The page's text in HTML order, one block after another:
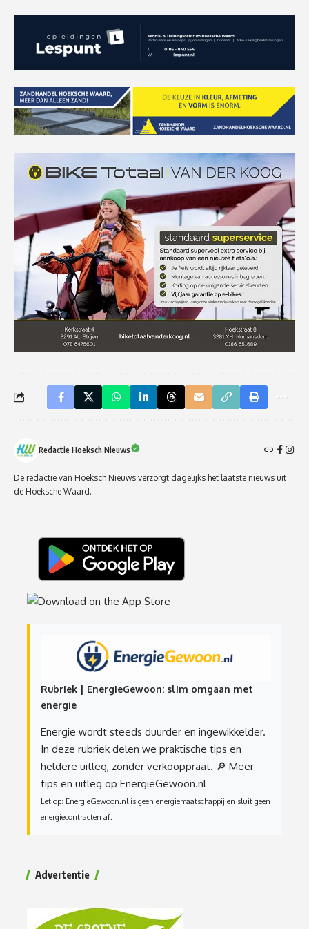
Redactie Hoeksch Nieuws
De redactie van Hoeksch Nieuws verzorgt dagelijks het laatste nieuws uit
de Hoeksche Waard.
Rubriek | EnergieGewoon: slim omgaan met
energie
Energie wordt steeds duurder en ingewikkelder.
In deze rubriek delen we praktische tips en
heldere uitleg, zonder verkooppraat. 🔎 Meer
tips en uitleg op EnergieGewoon.nl
Let op: EnergieGewoon.nl is geen energiemaatschappij en sluit geen
energiecontracten af.
Advertentie